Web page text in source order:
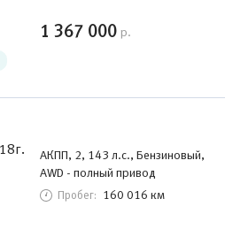
1 367 000 р.
АКПП, 2, 143 л.с., Бензиновый,
AWD - полный привод
Пробег: 160 016 км